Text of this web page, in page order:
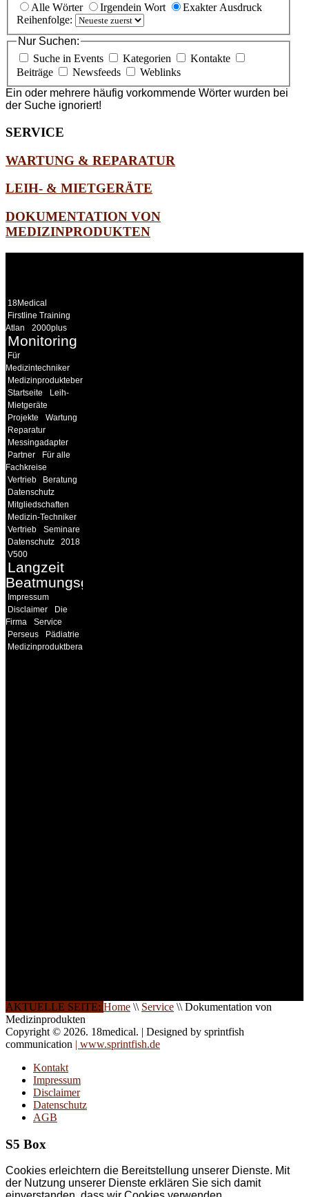
Alle Wörter
Irgendein Wort
Exakter Ausdruck
Reihenfolge:
Nur Suchen:
Suche in Events
Kategorien
Kontakte
Beiträge
Newsfeeds
Weblinks
Ein oder mehrere häufig vorkommende Wörter wurden bei
der Suche ignoriert!
SERVICE
WARTUNG & REPARATUR
LEIH- & MIETGERÄTE
DOKUMENTATION VON
MEDIZINPRODUKTEN
18Medical
Firstline Training
Atlan
2000plus
Monitoring
Für
Medizintechniker
Medizinprodukteberater
Startseite
Leih-
Mietgeräte
Projekte
Wartung
Reparatur
Messingadapter
Partner
Für alle
Fachkreise
Vertrieb
Beratung
Datenschutz
Mitgliedschaften
Medizin-Techniker
Vertrieb
Seminare
Datenschutz
2018
V500
Langzeit
Beatmungsgeräte
Impressum
Disclaimer
Die
Firma
Service
Perseus
Pädiatrie
Medizinproduktberater
AKTUELLE SEITE: Home \\ Service \\ Dokumentation von
Medizinprodukten
Copyright © 2026. 18medical. | Designed by sprintfish
communication | www.sprintfish.de
Kontakt
Impressum
Disclaimer
Datenschutz
AGB
S5 Box
Cookies erleichtern die Bereitstellung unserer Dienste. Mit
der Nutzung unserer Dienste erklären Sie sich damit